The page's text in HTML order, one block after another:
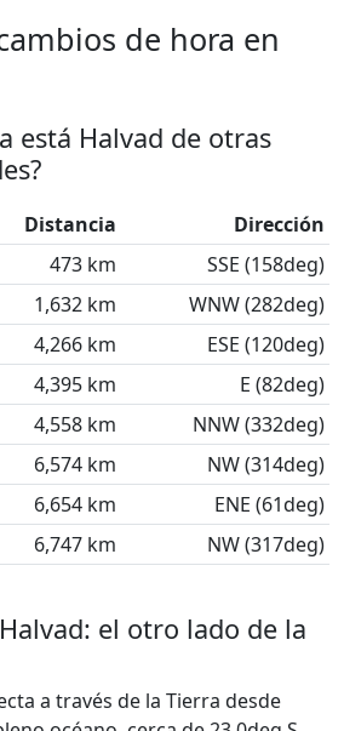
de hora en
está Halvad de otras
Distancia
Dirección
473 km
SSE (158deg)
1,632 km
WNW (282deg)
4,266 km
ESE (120deg)
4,395 km
E (82deg)
4,558 km
NNW (332deg)
6,574 km
NW (314deg)
6,654 km
ENE (61deg)
6,747 km NW (317deg)
el otro lado de la
a través de la Tierra desde